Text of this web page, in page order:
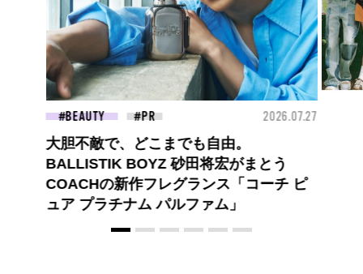
2026.07.27
、どこまでも自由。
BOYZ 砂田将宏がまとう
新作フレグランス「コーチ ピ
チナム パルファム」
FASHION